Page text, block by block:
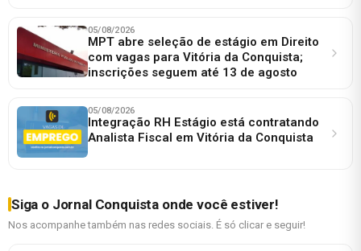
05/08/2026
MPT abre seleção de estágio em Direito
com vagas para Vitória da Conquista;
inscrições seguem até 13 de agosto
05/08/2026
Integração RH Estágio está contratando
Analista Fiscal em Vitória da Conquista
Siga o Jornal Conquista onde você estiver!
Nos acompanhe também nas redes sociais. É só clicar e seguir!